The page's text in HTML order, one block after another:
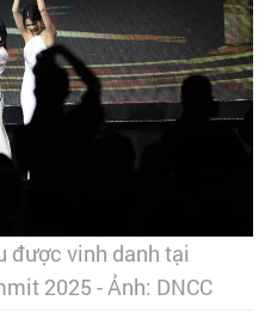
được vinh danh tại
2025 - Ảnh: DNCC